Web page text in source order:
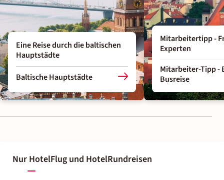
Eine Reise durch die baltischen
Hauptstädte
Baltische Hauptstädte
Mitarbeitertipp -
Experten
Mitarbeiter-Tipp -
Busreise
Nur HotelFlug und HotelRundreisen